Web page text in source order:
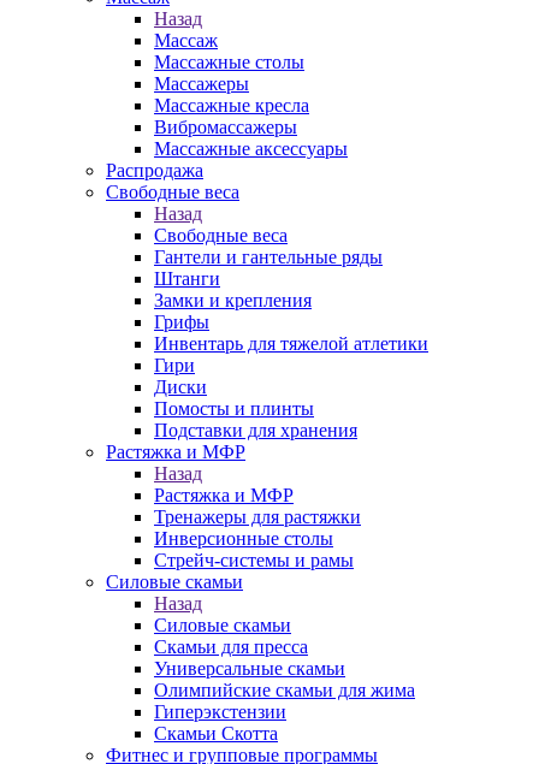
Назад
Массаж
Массажные столы
Массажеры
Массажные кресла
Вибромассажеры
Массажные аксессуары
Распродажа
Свободные веса
Назад
Свободные веса
Гантели и гантельные ряды
Штанги
Замки и крепления
Грифы
Инвентарь для тяжелой атлетики
Гири
Диски
Помосты и плинты
Подставки для хранения
Растяжка и МФР
Назад
Растяжка и МФР
Тренажеры для растяжки
Инверсионные столы
Стрейч-системы и рамы
Силовые скамьи
Назад
Силовые скамьи
Скамьи для пресса
Универсальные скамьи
Олимпийские скамьи для жима
Гиперэкстензии
Скамьи Скотта
Фитнес и групповые программы